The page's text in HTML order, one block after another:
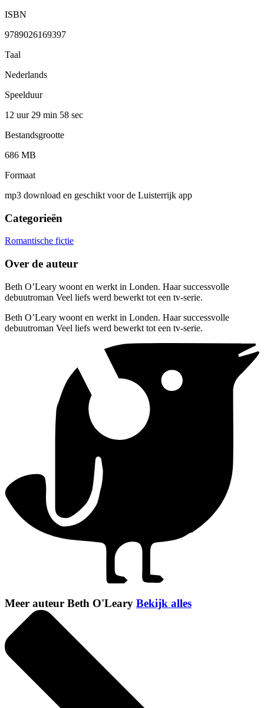
ISBN
9789026169397
Taal
Nederlands
Speelduur
12 uur 29 min 58 sec
Bestandsgrootte
686 MB
Formaat
mp3 download en geschikt voor de Luisterrijk app
Categorieën
Romantische fictie
Over de auteur
Beth O’Leary woont en werkt in Londen. Haar successvolle
debuutroman Veel liefs werd bewerkt tot een tv-serie.
Beth O’Leary woont en werkt in Londen. Haar successvolle
debuutroman Veel liefs werd bewerkt tot een tv-serie.
Meer auteur Beth O'Leary Bekijk alles